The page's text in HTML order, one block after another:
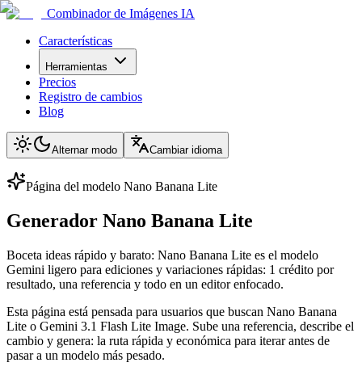
Combinador de Imágenes IA
Características
Herramientas
Precios
Registro de cambios
Blog
Alternar modo Cambiar idioma
Página del modelo Nano Banana Lite
Generador Nano Banana Lite
Boceta ideas rápido y barato: Nano Banana Lite es el modelo
Gemini ligero para ediciones y variaciones rápidas: 1 crédito por
resultado, una referencia y todo en un editor enfocado.
Esta página está pensada para usuarios que buscan Nano Banana
Lite o Gemini 3.1 Flash Lite Image. Sube una referencia, describe el
cambio y genera: la ruta rápida y económica para iterar antes de
pasar a un modelo más pesado.